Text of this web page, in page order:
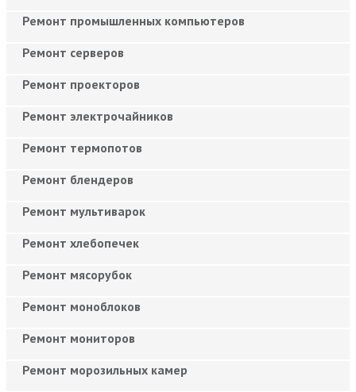
Ремонт промышленных компьютеров
Ремонт серверов
Ремонт проекторов
Ремонт электрочайников
Ремонт термопотов
Ремонт блендеров
Ремонт мультиварок
Ремонт хлебопечек
Ремонт мясорубок
Ремонт моноблоков
Ремонт мониторов
Ремонт морозильных камер